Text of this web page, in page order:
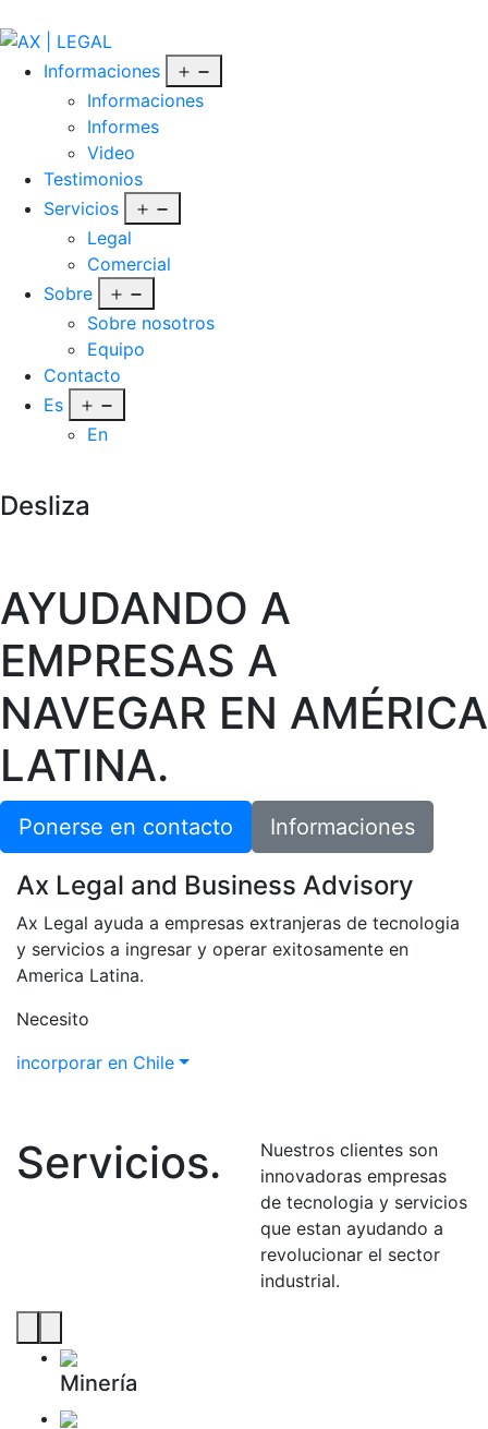
al
contenido
AX
LEGAL
Informaciones
Informaciones
Informes
Video
Testimonios
Servicios
Legal
Comercial
Sobre
el
Sobre nosotros
Equipo
Contacto
Es
En
Desliza
AYUDANDO A
EMPRESAS A
NAVEGAR EN AMÉRICA
LATINA.
Ponerse en contacto Informaciones
Ax Legal and Business Advisory
Ax Legal ayuda a empresas extranjeras de tecnologia
y servicios a ingresar y operar exitosamente en
America Latina.
Necesito
incorporar en Chile
Servicios.
Nuestros clientes son
innovadoras empresas
de tecnologia y servicios
que estan ayudando a
revolucionar el sector
industrial.
Minería